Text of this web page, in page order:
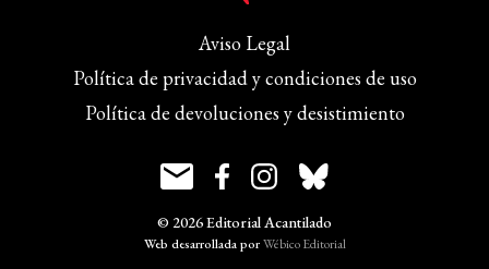
Aviso Legal
Política de privacidad y condiciones de uso
Política de devoluciones y desistimiento
© 2026 Editorial Acantilado
Web desarrollada porWébico Editorial